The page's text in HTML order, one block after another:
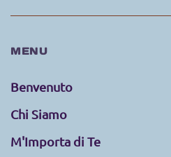
MENU
Benvenuto
Chi Siamo
M'Importa di Te